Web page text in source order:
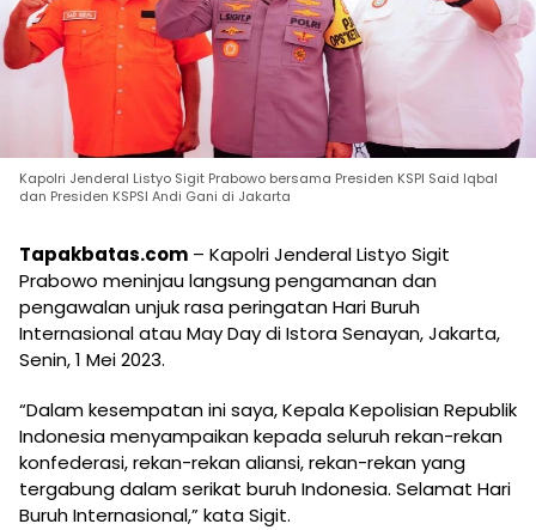
Kapolri Jenderal Listyo Sigit Prabowo bersama Presiden KSPI Said Iqbal
dan Presiden KSPSI Andi Gani di Jakarta
Tapakbatas.com – Kapolri Jenderal Listyo Sigit
Prabowo meninjau langsung pengamanan dan
pengawalan unjuk rasa peringatan Hari Buruh
Internasional atau May Day di Istora Senayan, Jakarta,
Senin, 1 Mei 2023.
“Dalam kesempatan ini saya, Kepala Kepolisian Republik
Indonesia menyampaikan kepada seluruh rekan-rekan
konfederasi, rekan-rekan aliansi, rekan-rekan yang
tergabung dalam serikat buruh Indonesia. Selamat Hari
Buruh Internasional,” kata Sigit.